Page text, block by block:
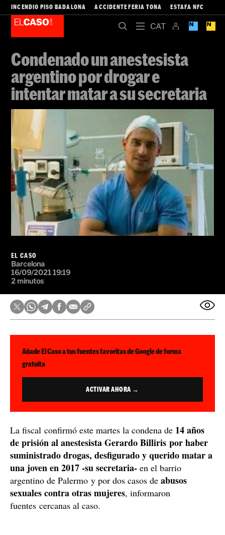
INCENDIO PISO BADALONA ACCIDENTE FERIA TONA ESTAFA NFC
Condenado un anestesista
argentino por drogar e
intentar matar a su secretaria
EL CASO
Barcelona
16/09/2021 19:19
2 minutos
Añade El Caso a tus fuentes favoritas de Google de forma
gratuita
ACTIVAR AHORA →
La fiscal confirmó este martes la condena de 14 años
de prisiónal anestesista Gerardo Billiris por haber
suministrado drogas, desfigurado y querido matar a
una joven en 2017 -su secretaria- en el barrio
argentino de Palermo y por dos casos de abusos
sexuales contra otras mujeres, informaron
fuentes cercanas al caso.